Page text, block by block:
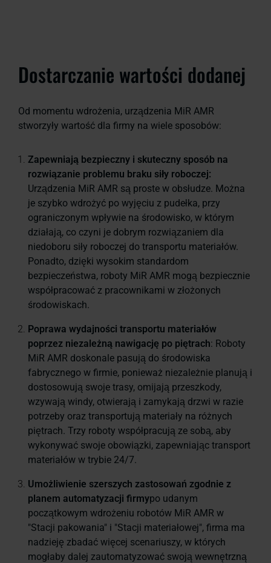
Dostarczanie wartości dodanej
Od momentu wdrożenia, urządzenia MiR AMR
stworzyły wartość dla firmy na wiele sposobów:
Zapewniają bezpieczny i skuteczny sposób na
rozwiązanie problemu braku siły roboczej:
Urządzenia MiR AMR są proste w obsłudze. Można
je szybko wdrożyć po wyjęciu z pudełka, przy
ograniczonym wpływie na środowisko, w którym
działają, co czyni je dobrym rozwiązaniem dla
niedoboru siły roboczej do transportu materiałów.
Ponadto, dzięki wysokim standardom
bezpieczeństwa, roboty MiR AMR mogą bezpiecznie
współpracować z pracownikami w złożonych
środowiskach.
Poprawa wydajności transportu materiałów
poprzez niezależną nawigację po piętrach: Roboty
MiR AMR doskonale pasują do środowiska
fabrycznego w firmie, ponieważ niezależnie planują i
dostosowują swoje trasy, omijają przeszkody,
wzywają windy, otwierają i zamykają drzwi w razie
potrzeby oraz transportują materiały na różnych
piętrach. Trzy roboty współpracują ze sobą, aby
wykonywać swoje obowiązki, zapewniając transport
materiałów w trybie 24/7.
Umożliwienie szerszych zastosowań zgodnie z
planem automatyzacji firmypo udanym
początkowym wdrożeniu robotów MiR AMR w
"Stacji pakowania" i "Stacji materiałowej", firma ma
nadzieję zbadać więcej scenariuszy, w których
mogłaby dalej zautomatyzować swoją wewnętrzną